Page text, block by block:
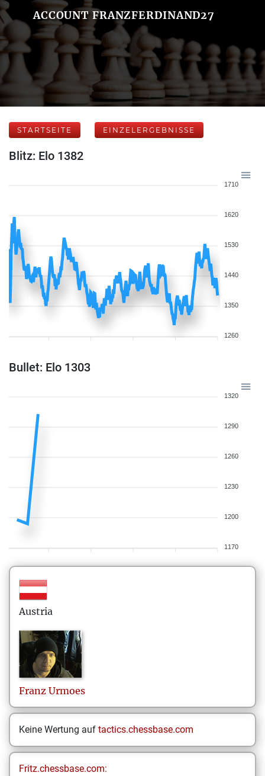
ACCOUNT FRANZFERDINAND27
STARTSEITE EINZELERGEBNISSE
Blitz: Elo 1382
1710
1620
1530
1440
1350
1260
Bullet: Elo 1303
1320
1290
1260
1230
1200
1170
Austria
Franz Urmoes
Keine Wertung auf tactics.chessbase.com
Fritz.chessbase.com: